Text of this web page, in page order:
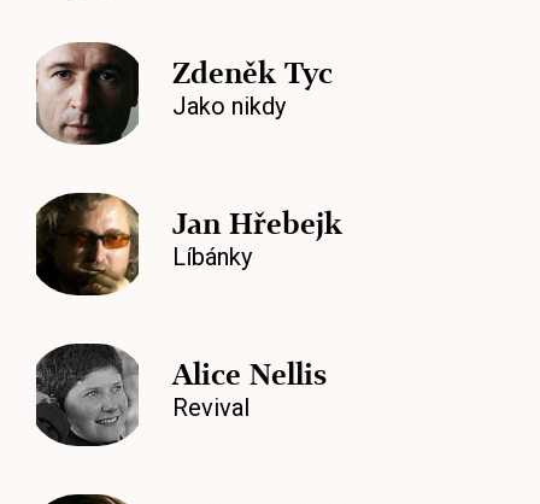
Zdeněk Tyc
Jako nikdy
Jan Hřebejk
Líbánky
Alice Nellis
Revival